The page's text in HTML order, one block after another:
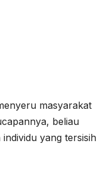
masyarakat
beliau
yang tersisih